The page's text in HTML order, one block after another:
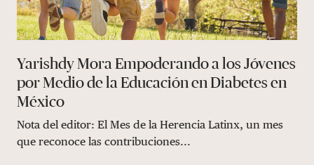
Yarishdy Mora Empoderando a los Jóvenes
por Medio de la Educación en Diabetes en
México
Nota del editor: El Mes de la Herencia Latinx, un mes
que reconoce las contribuciones...